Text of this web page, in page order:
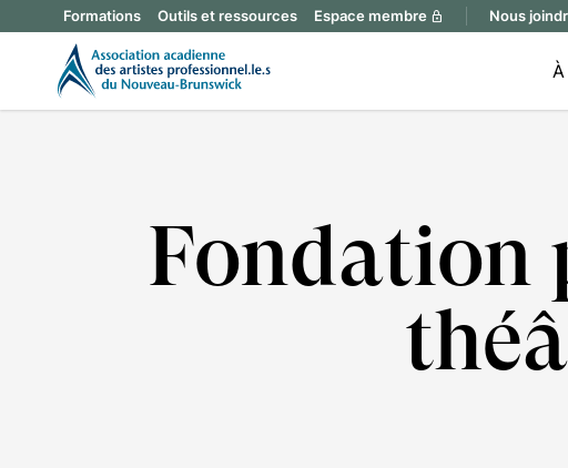
Formations Outils et ressources Espace membre lock Nous
Fondation